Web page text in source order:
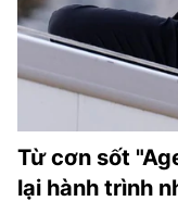
Từ cơn sốt
lại hành trình